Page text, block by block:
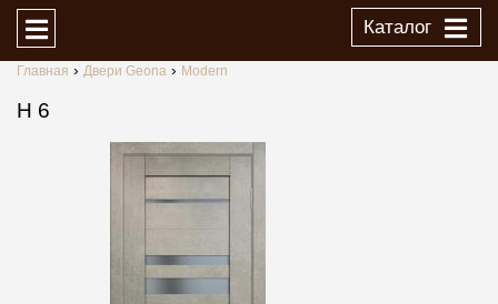
Каталог
Главная Двери Geona Modern
H 6